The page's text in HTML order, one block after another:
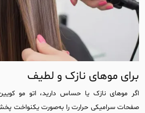
برای موهای نازک و لطیف
اگر موهای نازک یا حساس دارید، اتو مو
صفحات سرامیکی حرارت را به‌صورت یکنواخت